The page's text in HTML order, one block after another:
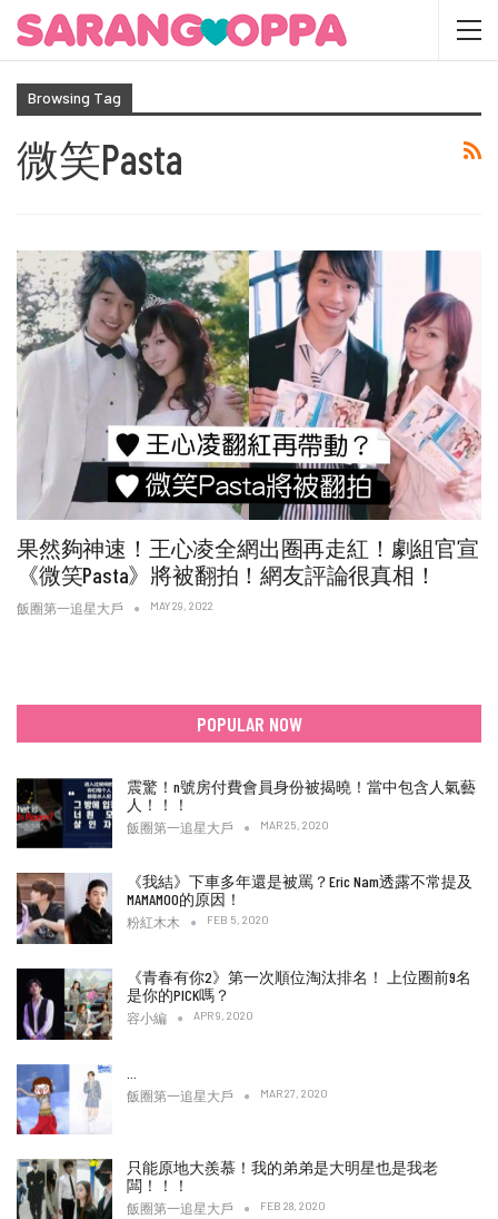
Browsing Tag
微笑Pasta
果然夠神速！王心凌全網出圈再走紅！劇組官宣
《微笑Pasta》將被翻拍！網友評論很真相！
飯圈第一追星大戶 MAY 29, 2022
POPULAR NOW
震驚！n號房付費會員身份被揭曉！當中包含人氣藝
人！！！
飯圈第一追星大戶 MAR 25, 2020
《我結》下車多年還是被罵？Eric Nam透露不常提及
MAMAMOO的原因！
粉紅木木 FEB 5, 2020
《青春有你2》第一次順位淘汰排名！ 上位圈前9名
是你的PICK嗎？
容小編 APR 9, 2020
飯圈第一追星大戶 MAR 27, 2020
只能原地大羨慕！我的弟弟是大明星也是我老
闆！！！
飯圈第一追星大戶 FEB 28, 2020